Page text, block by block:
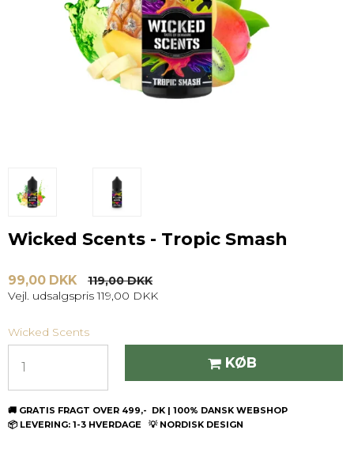
Wicked Scents - Tropic Smash
99,00 DKK
119,00 DKK
Vejl. udsalgspris 119,00 DKK
Wicked Scents
KØB
🚚 GRATIS FRAGT OVER 499,- DK | 100% DANSK WEBSHOP
📦 LEVERING: 1-3 HVERDAGE 💡 NORDISK DESIGN